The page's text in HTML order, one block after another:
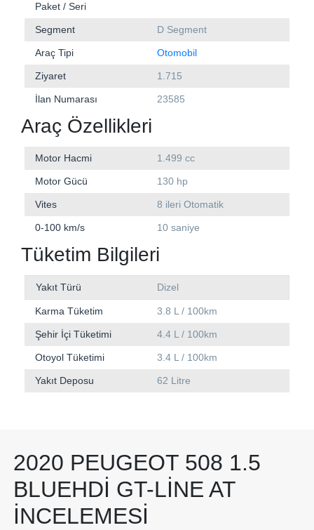
Paket / Seri
Segment D Segment
Araç Tipi Otomobil
Ziyaret 1.715
İlan Numarası 23585
Araç Özellikleri
Motor Hacmi 1.499 cc
Motor Gücü 130 hp
Vites 8 ileri Otomatik
0-100 km/s 10 saniye
Tüketim Bilgileri
Yakıt Türü Dizel
Karma Tüketim 3.8 L / 100km
Şehir İçi Tüketimi 4.4 L / 100km
Otoyol Tüketimi 3.4 L / 100km
Yakıt Deposu 62 Litre
2020 PEUGEOT 508 1.5
BLUEHDI GT-LINE AT
İNCELEMESI